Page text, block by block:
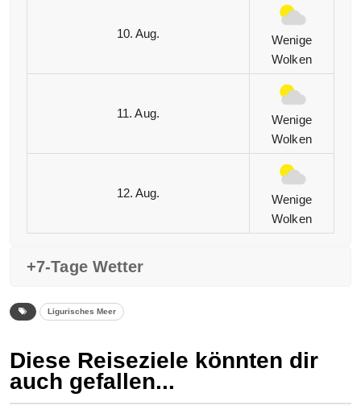
10. Aug.
Wenige
Wolken
11. Aug.
Wenige
Wolken
12. Aug.
Wenige
Wolken
+7-Tage Wetter
Ligurisches Meer
Diese Reiseziele könnten dir
auch gefallen...